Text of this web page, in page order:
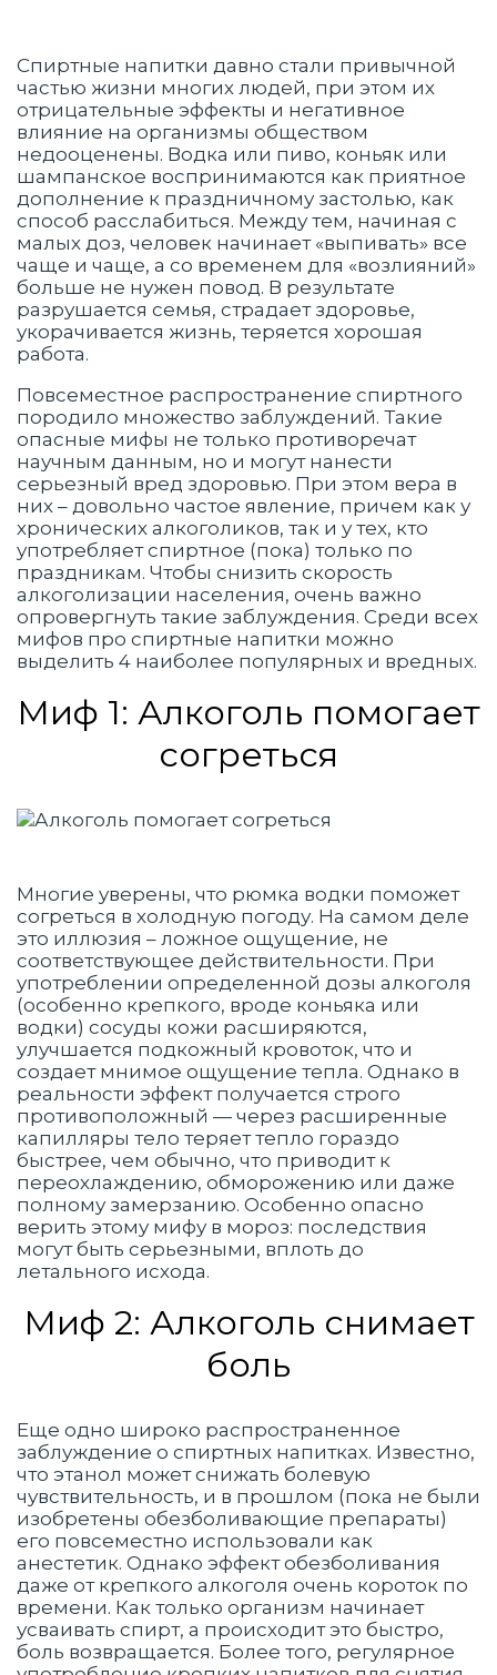
Спиртные напитки давно стали привычной
частью жизни многих людей, при этом их
отрицательные эффекты и негативное
влияние на организмы обществом
недооценены. Водка или пиво, коньяк или
шампанское воспринимаются как приятное
дополнение к праздничному застолью, как
способ расслабиться. Между тем, начиная с
малых доз, человек начинает «выпивать» все
чаще и чаще, а со временем для «возлияний»
больше не нужен повод. В результате
разрушается семья, страдает здоровье,
укорачивается жизнь, теряется хорошая
работа.
Повсеместное распространение спиртного
породило множество заблуждений. Такие
опасные мифы не только противоречат
научным данным, но и могут нанести
серьезный вред здоровью. При этом вера в
них – довольно частое явление, причем как у
хронических алкоголиков, так и у тех, кто
употребляет спиртное (пока) только по
праздникам. Чтобы снизить скорость
алкоголизации населения, очень важно
опровергнуть такие заблуждения. Среди всех
мифов про спиртные напитки можно
выделить 4 наиболее популярных и вредных.
Миф 1: Алкоголь помогает
согреться
Многие уверены, что рюмка водки поможет
согреться в холодную погоду. На самом деле
это иллюзия – ложное ощущение, не
соответствующее действительности. При
употреблении определенной дозы алкоголя
(особенно крепкого, вроде коньяка или
водки) сосуды кожи расширяются,
улучшается подкожный кровоток, что и
создает мнимое ощущение тепла. Однако в
реальности эффект получается строго
противоположный — через расширенные
капилляры тело теряет тепло гораздо
быстрее, чем обычно, что приводит к
переохлаждению, обморожению или даже
полному замерзанию. Особенно опасно
верить этому мифу в мороз: последствия
могут быть серьезными, вплоть до
летального исхода.
Миф 2: Алкоголь снимает
боль
Еще одно широко распространенное
заблуждение о спиртных напитках. Известно,
что этанол может снижать болевую
чувствительность, и в прошлом (пока не были
изобретены обезболивающие препараты)
его повсеместно использовали как
анестетик. Однако эффект обезболивания
даже от крепкого алкоголя очень короток по
времени. Как только организм начинает
усваивать спирт, а происходит это быстро,
боль возвращается. Более того, регулярное